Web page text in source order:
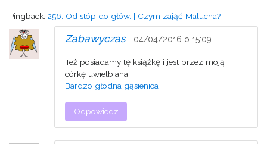
Pingback: 256. Od stóp do głów. | Czym zająć Malucha?
Zabawyczas 04/04/2016 o 15:09
Też posiadamy tę książkę i jest przez moją
córkę uwielbiana
Bardzo głodna gąsienica
Odpowiedz